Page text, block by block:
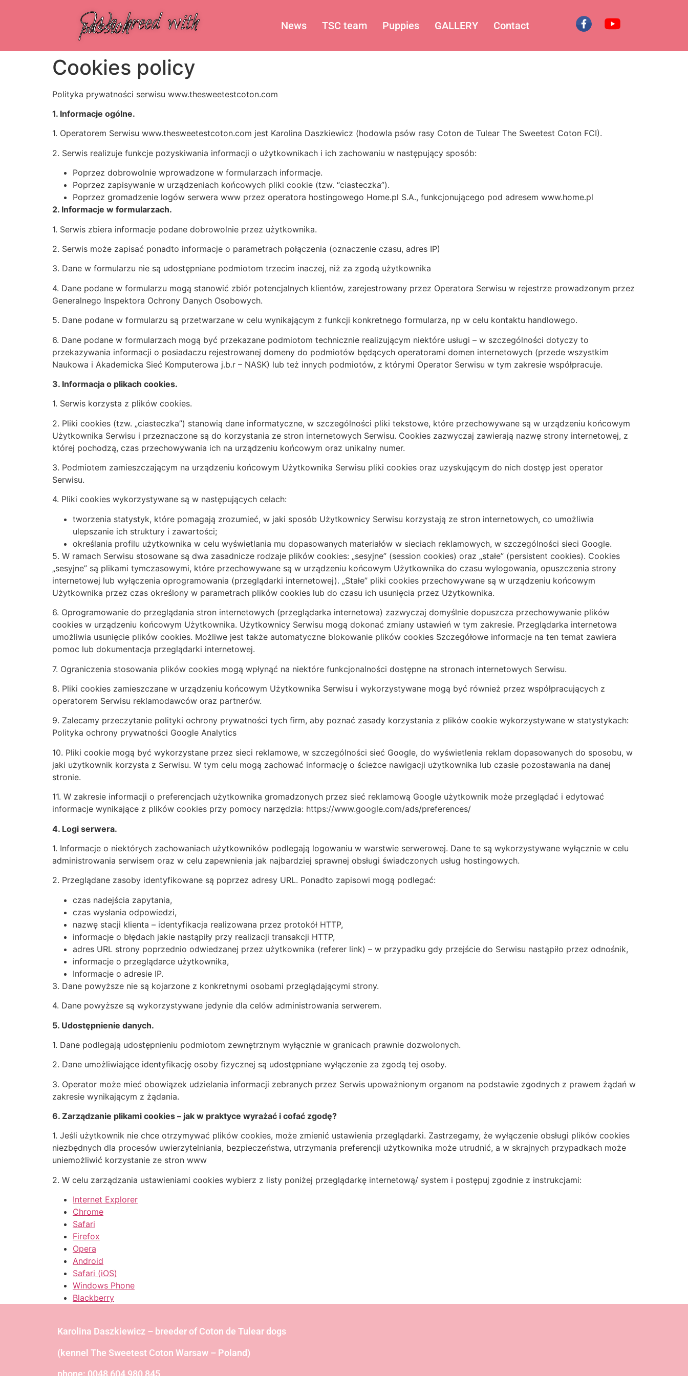
We breed with
passion News TSC team Puppies GALLERY Contact
Cookies policy
Polityka prywatności serwisu www.thesweetestcoton.com
1. Informacje ogólne.
1. Operatorem Serwisu www.thesweetestcoton.com jest Karolina Daszkiewicz (hodowla psów rasy Coton de Tulear The Sweetest Coton FCI).
2. Serwis realizuje funkcje pozyskiwania informacji o użytkownikach i ich zachowaniu w następujący sposób:
Poprzez dobrowolnie wprowadzone w formularzach informacje.
Poprzez zapisywanie w urządzeniach końcowych pliki cookie (tzw. “ciasteczka”).
Poprzez gromadzenie logów serwera www przez operatora hostingowego Home.pl S.A., funkcjonującego pod adresem www.home.pl
2. Informacje w formularzach.
1. Serwis zbiera informacje podane dobrowolnie przez użytkownika.
2. Serwis może zapisać ponadto informacje o parametrach połączenia (oznaczenie czasu, adres IP)
3. Dane w formularzu nie są udostępniane podmiotom trzecim inaczej, niż za zgodą użytkownika
4. Dane podane w formularzu mogą stanowić zbiór potencjalnych klientów, zarejestrowany przez Operatora Serwisu w rejestrze prowadzonym przez
Generalnego Inspektora Ochrony Danych Osobowych.
5. Dane podane w formularzu są przetwarzane w celu wynikającym z funkcji konkretnego formularza, np w celu kontaktu handlowego.
6. Dane podane w formularzach mogą być przekazane podmiotom technicznie realizującym niektóre usługi – w szczególności dotyczy to
przekazywania informacji o posiadaczu rejestrowanej domeny do podmiotów będących operatorami domen internetowych (przede wszystkim
Naukowa i Akademicka Sieć Komputerowa j.b.r – NASK) lub też innych podmiotów, z którymi Operator Serwisu w tym zakresie współpracuje.
3. Informacja o plikach cookies.
1. Serwis korzysta z plików cookies.
2. Pliki cookies (tzw. „ciasteczka”) stanowią dane informatyczne, w szczególności pliki tekstowe, które przechowywane są w urządzeniu końcowym
Użytkownika Serwisu i przeznaczone są do korzystania ze stron internetowych Serwisu. Cookies zazwyczaj zawierają nazwę strony internetowej, z
której pochodzą, czas przechowywania ich na urządzeniu końcowym oraz unikalny numer.
3. Podmiotem zamieszczającym na urządzeniu końcowym Użytkownika Serwisu pliki cookies oraz uzyskującym do nich dostęp jest operator
Serwisu.
4. Pliki cookies wykorzystywane są w następujących celach:
tworzenia statystyk, które pomagają zrozumieć, w jaki sposób Użytkownicy Serwisu korzystają ze stron internetowych, co umożliwia
ulepszanie ich struktury i zawartości;
określania profilu użytkownika w celu wyświetlania mu dopasowanych materiałów w sieciach reklamowych, w szczególności sieci Google.
5. W ramach Serwisu stosowane są dwa zasadnicze rodzaje plików cookies: „sesyjne” (session cookies) oraz „stałe” (persistent cookies). Cookies
„sesyjne” są plikami tymczasowymi, które przechowywane są w urządzeniu końcowym Użytkownika do czasu wylogowania, opuszczenia strony
internetowej lub wyłączenia oprogramowania (przeglądarki internetowej). „Stałe” pliki cookies przechowywane są w urządzeniu końcowym
Użytkownika przez czas określony w parametrach plików cookies lub do czasu ich usunięcia przez Użytkownika.
6. Oprogramowanie do przeglądania stron internetowych (przeglądarka internetowa) zazwyczaj domyślnie dopuszcza przechowywanie plików
cookies w urządzeniu końcowym Użytkownika. Użytkownicy Serwisu mogą dokonać zmiany ustawień w tym zakresie. Przeglądarka internetowa
umożliwia usunięcie plików cookies. Możliwe jest także automatyczne blokowanie plików cookies Szczegółowe informacje na ten temat zawiera
pomoc lub dokumentacja przeglądarki internetowej.
7. Ograniczenia stosowania plików cookies mogą wpłynąć na niektóre funkcjonalności dostępne na stronach internetowych Serwisu.
8. Pliki cookies zamieszczane w urządzeniu końcowym Użytkownika Serwisu i wykorzystywane mogą być również przez współpracujących z
operatorem Serwisu reklamodawców oraz partnerów.
9. Zalecamy przeczytanie polityki ochrony prywatności tych firm, aby poznać zasady korzystania z plików cookie wykorzystywane w statystykach:
Polityka ochrony prywatności Google Analytics
10. Pliki cookie mogą być wykorzystane przez sieci reklamowe, w szczególności sieć Google, do wyświetlenia reklam dopasowanych do sposobu, w
jaki użytkownik korzysta z Serwisu. W tym celu mogą zachować informację o ścieżce nawigacji użytkownika lub czasie pozostawania na danej
stronie.
11. W zakresie informacji o preferencjach użytkownika gromadzonych przez sieć reklamową Google użytkownik może przeglądać i edytować
informacje wynikające z plików cookies przy pomocy narzędzia: https://www.google.com/ads/preferences/
4. Logi serwera.
1. Informacje o niektórych zachowaniach użytkowników podlegają logowaniu w warstwie serwerowej. Dane te są wykorzystywane wyłącznie w celu
administrowania serwisem oraz w celu zapewnienia jak najbardziej sprawnej obsługi świadczonych usług hostingowych.
2. Przeglądane zasoby identyfikowane są poprzez adresy URL. Ponadto zapisowi mogą podlegać:
czas nadejścia zapytania,
czas wysłania odpowiedzi,
nazwę stacji klienta – identyfikacja realizowana przez protokół HTTP,
informacje o błędach jakie nastąpiły przy realizacji transakcji HTTP,
adres URL strony poprzednio odwiedzanej przez użytkownika (referer link) – w przypadku gdy przejście do Serwisu nastąpiło przez odnośnik,
informacje o przeglądarce użytkownika,
Informacje o adresie IP.
3. Dane powyższe nie są kojarzone z konkretnymi osobami przeglądającymi strony.
4. Dane powyższe są wykorzystywane jedynie dla celów administrowania serwerem.
5. Udostępnienie danych.
1. Dane podlegają udostępnieniu podmiotom zewnętrznym wyłącznie w granicach prawnie dozwolonych.
2. Dane umożliwiające identyfikację osoby fizycznej są udostępniane wyłączenie za zgodą tej osoby.
3. Operator może mieć obowiązek udzielania informacji zebranych przez Serwis upoważnionym organom na podstawie zgodnych z prawem żądań w
zakresie wynikającym z żądania.
6. Zarządzanie plikami cookies – jak w praktyce wyrażać i cofać zgodę?
1. Jeśli użytkownik nie chce otrzymywać plików cookies, może zmienić ustawienia przeglądarki. Zastrzegamy, że wyłączenie obsługi plików cookies
niezbędnych dla procesów uwierzytelniania, bezpieczeństwa, utrzymania preferencji użytkownika może utrudnić, a w skrajnych przypadkach może
uniemożliwić korzystanie ze stron www
2. W celu zarządzania ustawieniami cookies wybierz z listy poniżej przeglądarkę internetową/ system i postępuj zgodnie z instrukcjami:
Internet Explorer
Chrome
Safari
Firefox
Opera
Android
Safari (iOS)
Windows Phone
Blackberry
Karolina Daszkiewicz – breeder of Coton de Tulear dogs
(kennel The Sweetest Coton Warsaw – Poland)
phone: 0048 604 980 845